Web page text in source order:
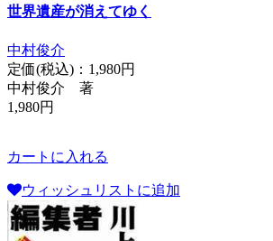
世界遺産が消えてゆく
中村俊介
定価(税込)： 1,980円
中村俊介 著
1,980円
カートに入れる
ウィッシュリストに追加